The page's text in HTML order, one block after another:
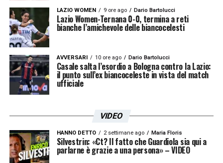
l’importo da riconoscere ai营 spagnoli.
LA PLAYLIST DELLE NOSTRE TOP NEWS
LAZIO WOMEN 9 ore ago Dario Bartolucci
Lazio Women-Ternana 0-0, termina a reti
bianche l’amichevole delle biancocelesti
AVVERSARI 10 ore ago Dario Bartolucci
Casale salta l’esordio a Bologna contro la Lazio:
il punto sull’ex biancoceleste in vista del match
ufficiale
VIDEO
HANNO DETTO 2 settimane ago Maria Floris
Silvestrin: «Ct? Il fatto che Guardiola sia qui a
parlarne è grazie a una persona» – VIDEO